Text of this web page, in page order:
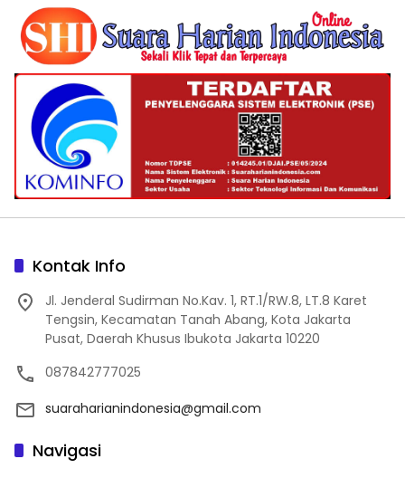
Kontak Info
Jl. Jenderal Sudirman No.Kav. 1, RT.1/RW.8, LT.8 Karet
Tengsin, Kecamatan Tanah Abang, Kota Jakarta
Pusat, Daerah Khusus Ibukota Jakarta 10220
087842777025
suaraharianindonesia@gmail.com
Navigasi